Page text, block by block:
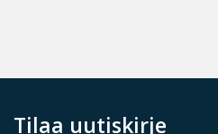
Tilaa uutiskirje